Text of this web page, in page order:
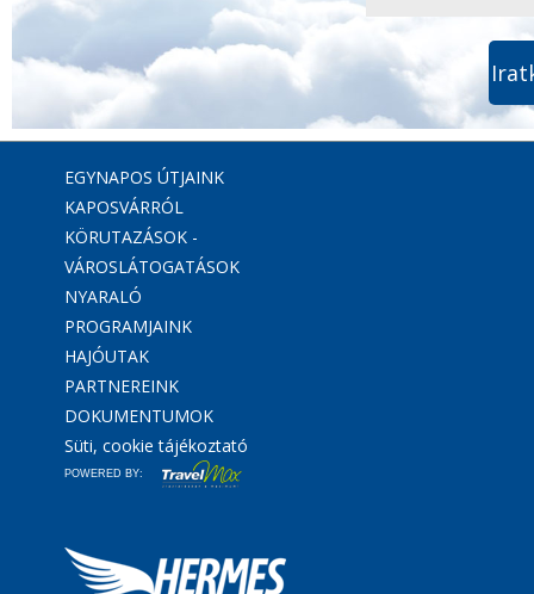
EGYNAPOS ÚTJAINK
KAPOSVÁRRÓL
KÖRUTAZÁSOK -
VÁROSLÁTOGATÁSOK
NYARALÓ
PROGRAMJAINK
HAJÓUTAK
PARTNEREINK
DOKUMENTUMOK
Süti, cookie tájékoztató
POWERED BY: